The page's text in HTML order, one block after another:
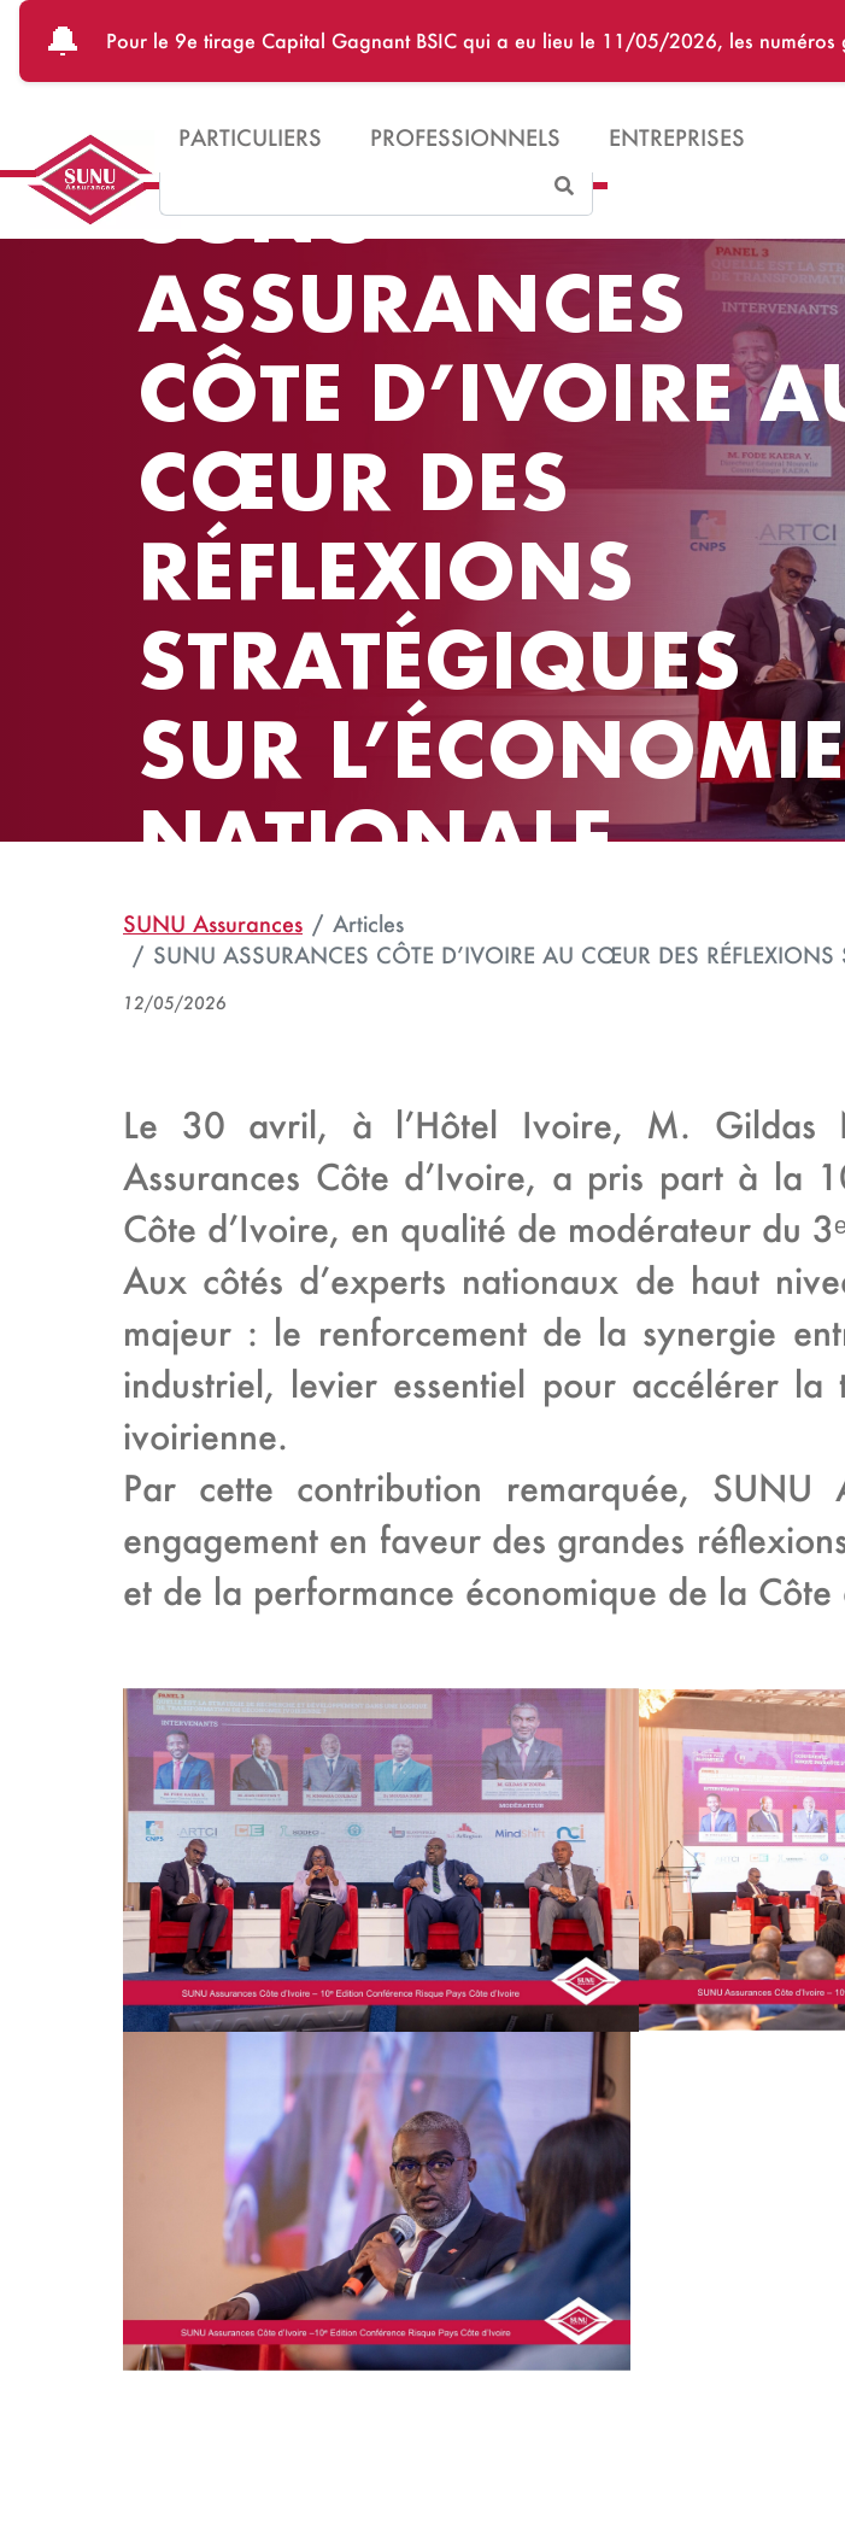
Aller au contenu principal
🔔 Pour le 9e tirage Capital Gagnant BSIC qui a eu lieu le 11/05/2026, les
PARTICULIERS PROFESSIONNELS ENTREPRISES
Search
Search
SUNU
ASSURANCES
CÔTE D’IVOIRE
CŒUR DES
RÉFLEXIONS
STRATÉGIQUES
SUR L’ÉCONOMIE
NATIONALE
SUNU Assurances
Articles
SUNU ASSURANCES CÔTE D’IVOIRE AU CŒUR DES
12/05/2026
Le 30 avril, à l’Hôtel Ivoire, M. Gildas
Assurances Côte d’Ivoire, a pris part à la
Côte d’Ivoire, en qualité de modérateur du
Aux côtés d’experts nationaux de haut
majeur : le renforcement de la synergie
industriel, levier essentiel pour accélérer la
ivoirienne.
Par cette contribution remarquée, SUNU
engagement en faveur des grandes
et de la performance économique de la Côte